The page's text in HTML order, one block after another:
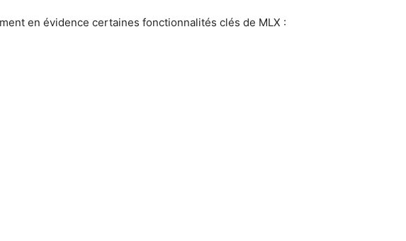
en évidence certaines fonctionnalités clés de MLX :